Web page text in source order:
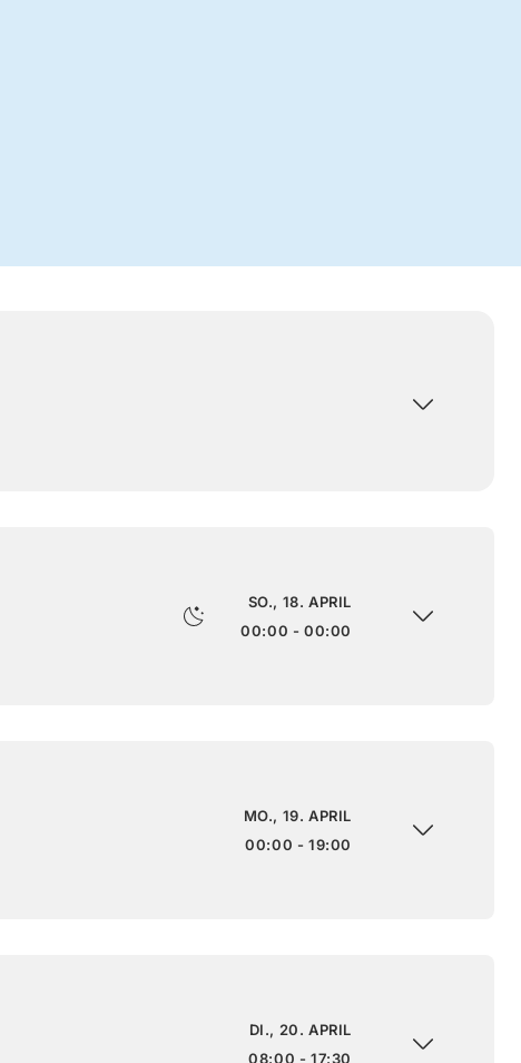
SO., 18. APRIL
00:00 - 00:00
MO., 19. APRIL
00:00 - 19:00
DI., 20. APRIL
08:00 - 17:30